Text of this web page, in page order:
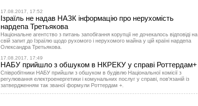
17.08.2017, 17:52
Ізраїль не надав НАЗК інформацію про нерухомість
нардепа Третьякова
Національне агентство з питань запобігання корупції не дочекалось відповіді на
свій запит до Ізраїлю щодо рухомого і нерухомого майна у цій країні нардепа
Олександра Третьякова.
17.08.2017, 17:49
НАБУ прийшло з обшуком в НКРЕКУ у справі Роттердам+
Співробітники НАБУ прийшли з обшуком в будівлю Національної комісії з
регулювання електроенергетики і комунальних послуг у справі, пов'язаній із
затвердженням так званої формули Роттердам +.